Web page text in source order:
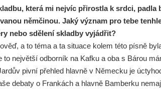
která mi nejvíc přirostla k srdci, padla
němčinou. Jaký význam pro tebe
nebo sdělení skladby vyjádřit?
a to téma a ta situace kolem této písně
to největší odborník na Kafku a oba s Bárou
pivní přehled hlavně v Německu je
debaty o Frankách a hlavně Bamberku